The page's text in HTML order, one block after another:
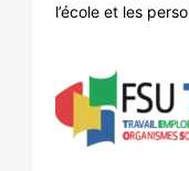
l’école et les